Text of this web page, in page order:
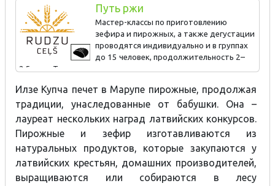
Путь ржи
Мастер-классы по приготовлению
зефира и пирожных, а также дегустации
проводятся индивидуально и в группах
до 15 человек, продолжительность 2–
2,5 часа. Также выезжает к клиенту.
Илзе Купча печет в Марупе пирожные, продолжая
традиции, унаследованные от бабушки. Она –
лауреат нескольких наград латвийских конкурсов.
Пирожные и зефир изготавливаются из
натуральных продуктов, которые закупаются у
латвийских крестьян, домашних производителей,
выращиваются или собираются в лесу